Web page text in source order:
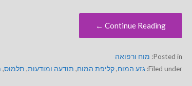
Continue Reading ←
Posted in: מוח ורפואה
Filed under: גזע המוח,קליפת המוח, תודעה ומודעות, תלמוס,